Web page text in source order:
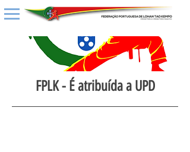
FPLK - É atribuída a UPD